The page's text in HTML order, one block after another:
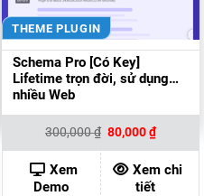
THEME PLUGIN
Schema Pro [Có Key]
Lifetime trọn đời, sử dụng
nhiều Web
300,000₫ Giá
gốc
là:
300,000 ₫.
80,000₫Giá
hiện
tại
là:
80,000
Xem
Demo
Xem chi
tiết